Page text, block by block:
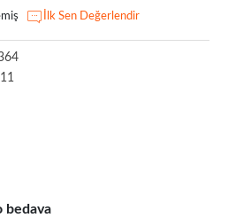
İlk Sen Değerlendir
bedava